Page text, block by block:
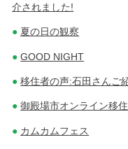
介されました!
夏の日の観察
GOOD NIGHT
移住者の声:石田さんご
御殿場市オンライン移
カムカムフェス